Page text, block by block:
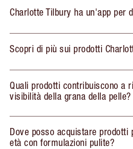
Charlotte Tilbury ha un'app per
Scopri di più sui prodotti
Quali prodotti contribuiscono a
visibilità della grana della pelle?
Dove posso acquistare
età con formulazioni pulite?